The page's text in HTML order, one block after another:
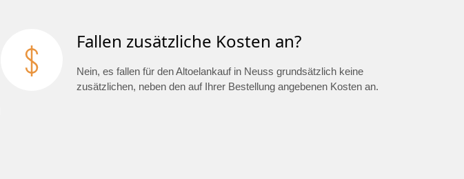
Fallen zusätzliche Kosten an?
Nein, es fallen für den Altoelankauf in Neuss grundsätzlich keine
zusätzlichen, neben den auf Ihrer Bestellung angebenen Kosten an.